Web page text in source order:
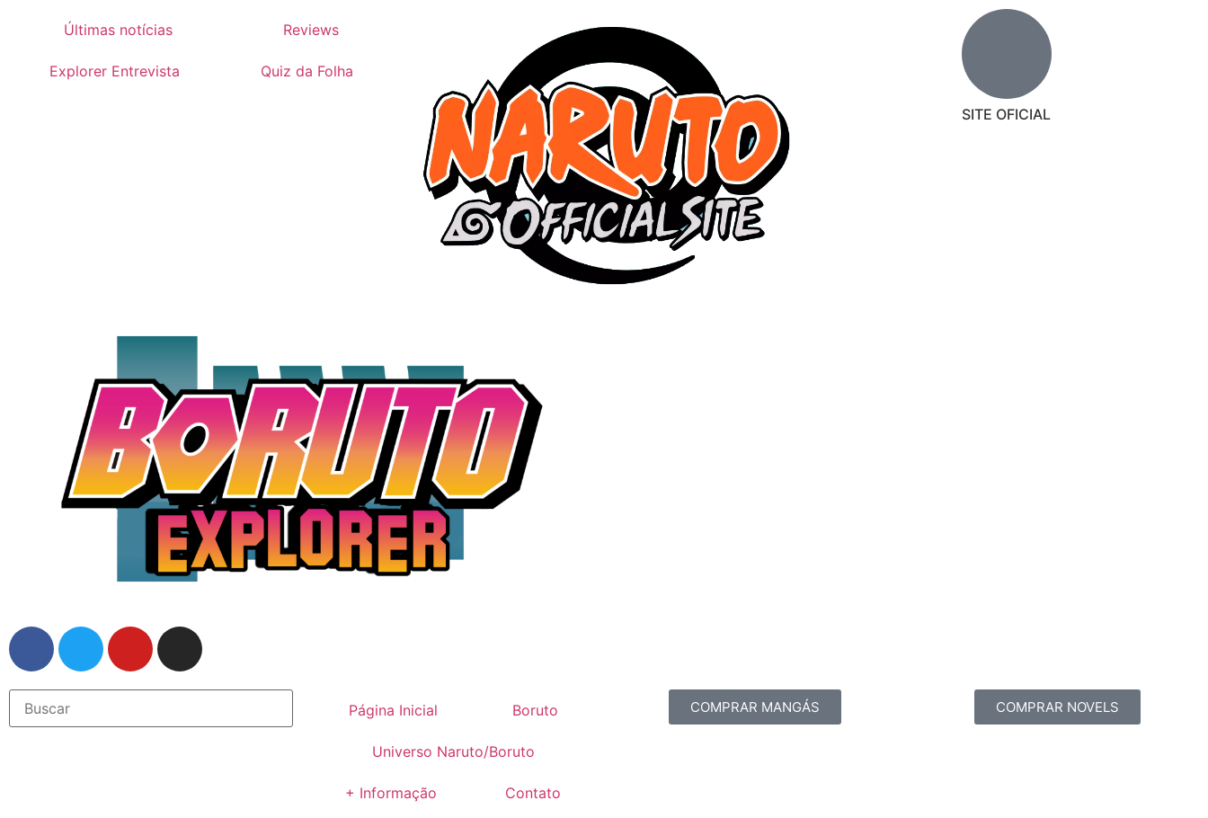
Últimas notícias Reviews
Explorer Entrevista Quiz da Folha
SITE OFICIAL
Página Inicial Boruto
Universo Naruto/Boruto
+ Informação Contato
COMPRAR MANGÁS COMPRAR NOVELS